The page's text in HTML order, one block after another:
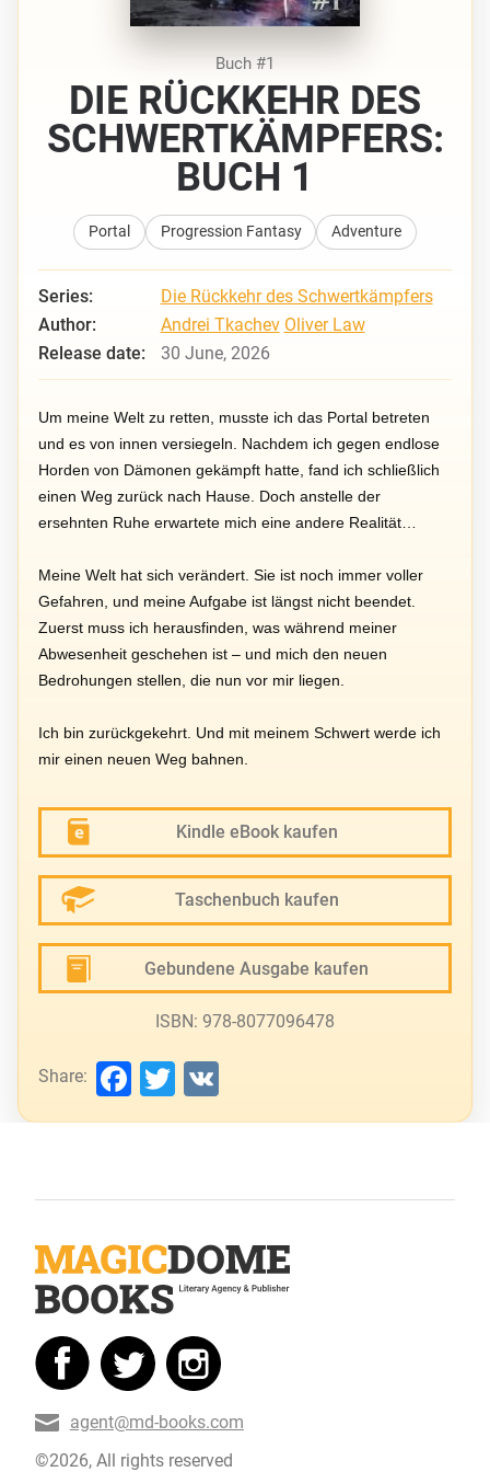
Buch #1
DIE RÜCKKEHR DES
SCHWERTKÄMPFERS:
BUCH 1
Portal Progression Fantasy Adventure
Series:
Die Rückkehr des Schwertkämpfers
Author:
Andrei Tkachev Oliver Law
Release date:
30 June, 2026
Um meine Welt zu retten, musste ich das Portal betreten
und es von innen versiegeln. Nachdem ich gegen endlose
Horden von Dämonen gekämpft hatte, fand ich schließlich
einen Weg zurück nach Hause. Doch anstelle der
ersehnten Ruhe erwartete mich eine andere Realität…
Meine Welt hat sich verändert. Sie ist noch immer voller
Gefahren, und meine Aufgabe ist längst nicht beendet.
Zuerst muss ich herausfinden, was während meiner
Abwesenheit geschehen ist – und mich den neuen
Bedrohungen stellen, die nun vor mir liegen.
Ich bin zurückgekehrt. Und mit meinem Schwert werde ich
mir einen neuen Weg bahnen.
Kindle eBook kaufen
Taschenbuch kaufen
Gebundene Ausgabe kaufen
ISBN: 978-8077096478
Share: Facebook
Twitter
©2026, All rights reserved
agent@md-books.com